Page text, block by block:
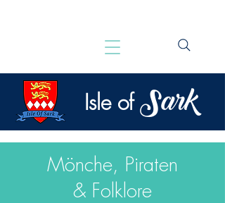
Isle of Sark
Mönche, Piraten
& Folklore